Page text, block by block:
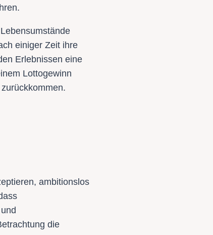
einiger Zeit ihre
Erlebnissen eine
Lottogewinn
ambitionslos
die